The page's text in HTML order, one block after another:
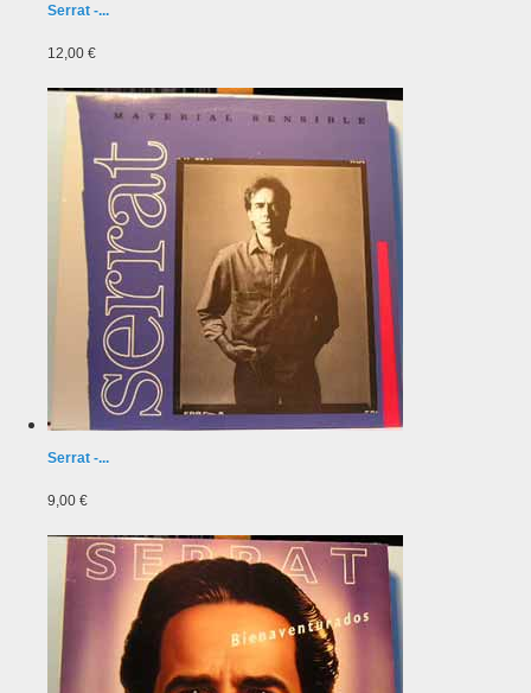
Serrat -...
12,00 €
Serrat -...
9,00 €